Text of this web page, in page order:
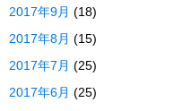
2017年9月 (18)
2017年8月 (15)
2017年7月 (25)
2017年6月 (25)